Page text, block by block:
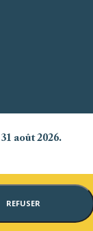
août 2026.
REFUSER